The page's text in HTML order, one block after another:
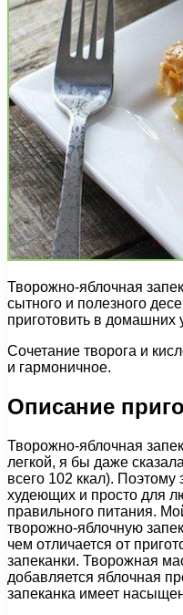
Творожно-яблочная
сытного и полезного
приготовить в домашних
Сочетание творога и
и гармоничное.
Описание
Творожно-яблочная
легкой, я бы даже
всего 102 ккал). Поэтому
худеющих и просто для
правильного питания.
творожно-яблочную
чем отличается от
запеканки. Творожная
добавляется яблочная
запеканка имеет